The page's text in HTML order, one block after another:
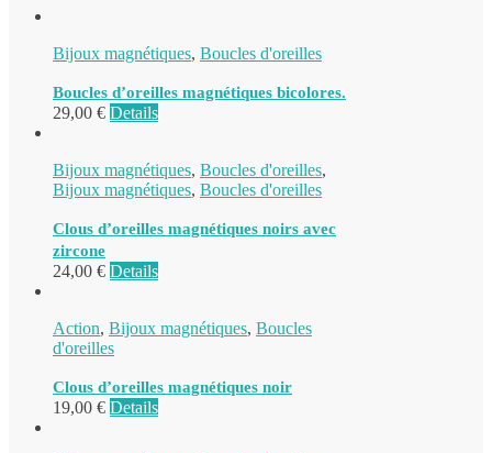
Bijoux magnétiques, Boucles d'oreilles
Boucles d’oreilles magnétiques bicolores.
29,00 € Details
Bijoux magnétiques, Boucles d'oreilles,
Bijoux magnétiques, Boucles d'oreilles
Clous d’oreilles magnétiques noirs avec
zircone
24,00 € Details
Action, Bijoux magnétiques, Boucles
d'oreilles
Clous d’oreilles magnétiques noir
19,00 € Details